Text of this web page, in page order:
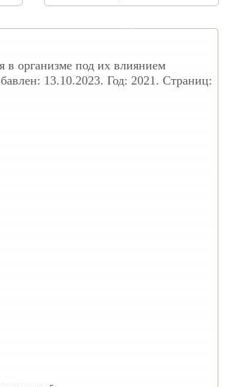
в организме под их влиянием
13.10.2023. Год: 2021. Страниц: